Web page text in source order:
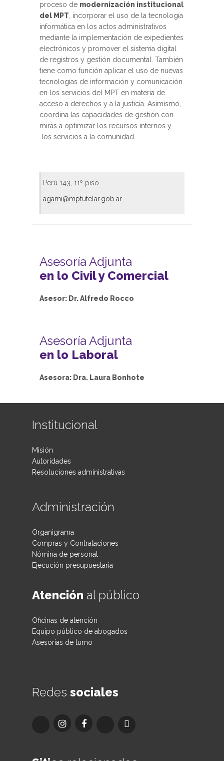
proceso de modernización institucional
del MPT , incorporar el uso de la tecnología
informática en los actos administrativos
mediante la implementación de expedientes
electrónicos y promover el sistema digital
de registros y gestión documental. También
tiene como función aplicar el uso de nuevas
tecnologías de información y comunicación
en los servicios del MPT en materia de
acceso a derechos y a la justicia. Asimismo,
coordina las capacidades de gestión con
miras a optimizar los recursos internos y
los servicios a la comunidad.
Perú 143, 11º piso
agami@mptutelar.gob.ar
Asesoría Adjunta
en lo Civil y Comercial
Asesor: Dr. Alfredo Rocco
Asesoría Adjunta
en lo Laboral
Asesora: Dra. Laura Bonhote
Institucional
Misión
Autoridades
Resoluciones administrativas
Administración
Organigrama
Compras y Contrataciones
Nómina de personal
Ejecución presupuestaria
Atención al público
Oficinas de atención
Equipo público de abogados
Asesorías de turno
Redes sociales